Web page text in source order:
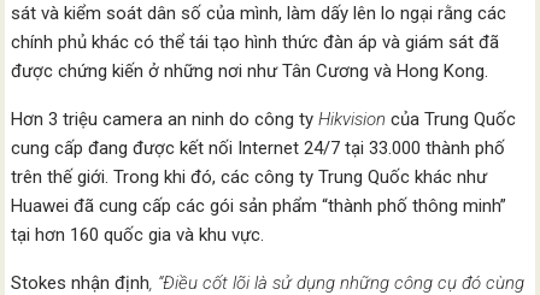
sát và kiểm soát dân số của mình, làm dấy lên lo ngại rằng các
chính phủ khác có thể tái tạo hình thức đàn áp và giám sát đã
được chứng kiến ở những nơi như Tân Cương và Hong Kong.
Hơn 3 triệu camera an ninh do công tyHikvision của Trung Quốc
cung cấp đang được kết nối Internet 24/7 tại 33.000 thành phố
trên thế giới. Trong khi đó, các công ty Trung Quốc khác như
Huawei đã cung cấp các gói sản phẩm “thành phố thông minh”
tại hơn 160 quốc gia và khu vực.
Stokes nhận định , “Điều cốt lõi là sử dụng những công cụ đó cùng